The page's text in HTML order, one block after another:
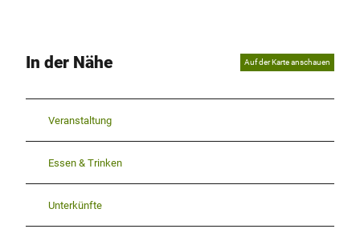
In der Nähe Auf der Karte anschauen
Veranstaltung
Essen & Trinken
Unterkünfte